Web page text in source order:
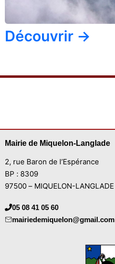
Découvrir →
Mairie de Miquelon-Langlade
2, rue Baron de l’Espérance
BP : 8309
97500 – MIQUELON-LANGLADE
05 08 41 05 60
mairiedemiquelon@gmail.com